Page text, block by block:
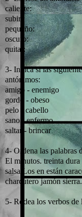
caliente:
subir:
pequeño:
oscuro:
quitar:
3- Indica si las
antónimos:
amigo - enemigo
gordo - obeso
pelo - cabello
sano - enfermo
saltar - brincar
4- Ordena las palabras
El minutos. treinta dura
salsa Los en están
charcutero jamón
5- Rodea los verbos